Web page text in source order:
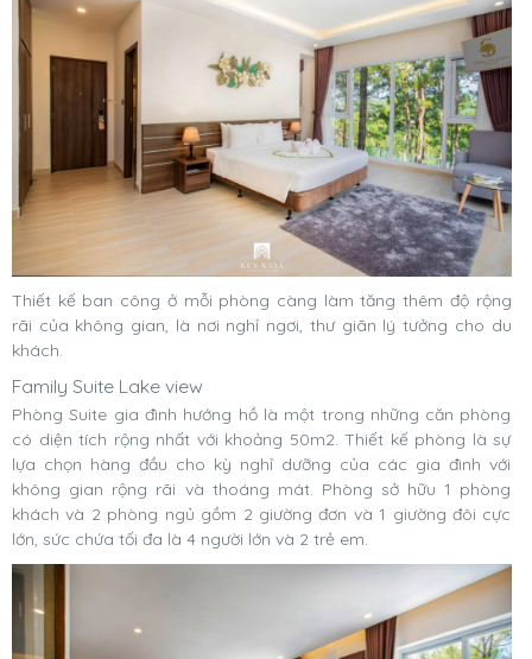
Thiết kế ban công ở mỗi phòng càng làm tăng thêm độ rộng
rãi của không gian, là nơi nghỉ ngơi, thư giãn lý tưởng cho du
khách.
Family Suite Lake view
Phòng Suite gia đình hướng hồ là một trong những căn phòng
có diện tích rộng nhất với khoảng 50m2. Thiết kế phòng là sự
lựa chọn hàng đầu cho kỳ nghỉ dưỡng của các gia đình với
không gian rộng rãi và thoáng mát. Phòng sở hữu 1 phòng
khách và 2 phòng ngủ gồm 2 giường đơn và 1 giường đôi cực
lớn, sức chứa tối đa là 4 người lớn và 2 trẻ em.